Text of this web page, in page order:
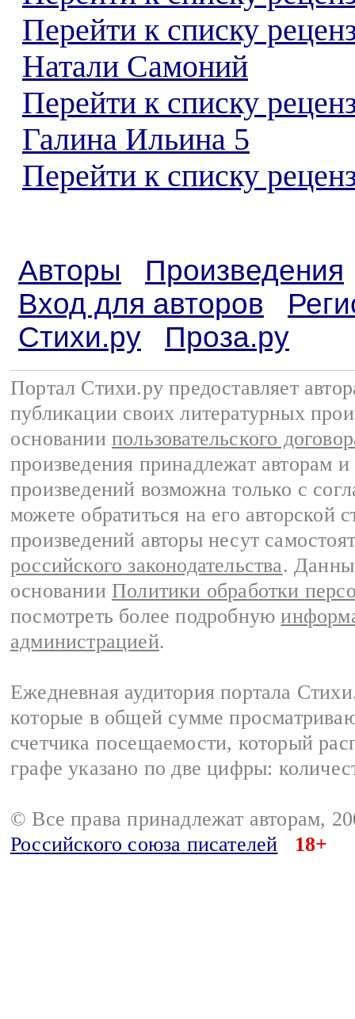
Перейти к списку
Натали Самоний
Перейти к списку
Галина Ильина 5
Перейти к списку
Авторы
Произведения
Вход для авторов
Стихи.ру
Проза.ру
Портал Стихи.ру предоставляет
публикации своих литературных
основании пользовательского
произведения принадлежат авторам
произведений возможна только с
можете обратиться на его авторской
произведений авторы несут
российского законодательства.
основании Политики обработки
посмотреть более подробную
администрацией.
Ежедневная аудитория портала
которые в общей сумме
счетчика посещаемости, который
графе указано по две цифры:
© Все права принадлежат авторам,
Российского союза писателей
18+